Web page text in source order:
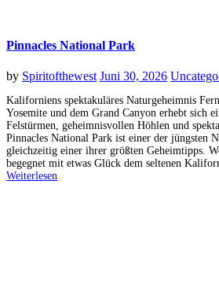
Pinnacles National Park
by Spiritofthewest Juni 30, 2026
Kaliforniens spektakuläres Naturgeheimnis
Yosemite und dem Grand Canyon erhebt sich
Felstürmen, geheimnisvollen Höhlen und
Pinnacles National Park ist einer der jüngsten
gleichzeitig einer ihrer größten Geheimtipps.
begegnet mit etwas Glück dem seltenen
Weiterlesen